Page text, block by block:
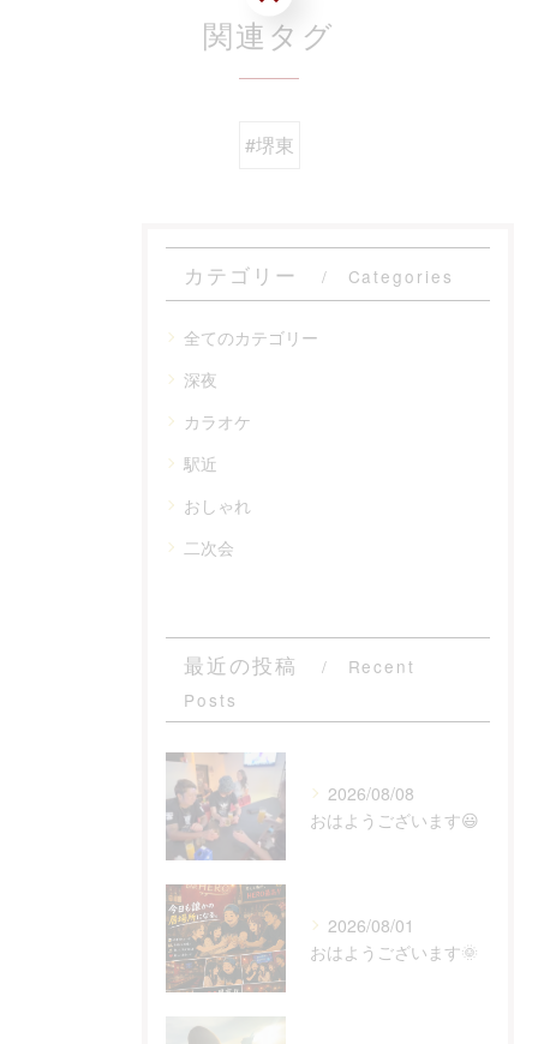
関連タグ
#堺東
カテゴリー Categories
全てのカテゴリー
深夜
カラオケ
駅近
おしゃれ
二次会
最近の投稿
Recent
Posts
2026/08/08
おはようございます😃
2026/08/01
おはようございます🌞